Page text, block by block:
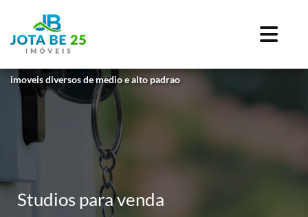
imoveis diversos de medio e alto padrao
Studios para venda